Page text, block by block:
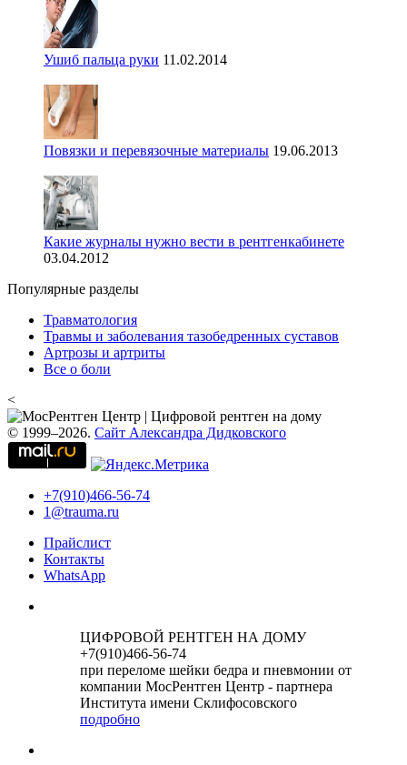
Ушиб пальца руки 11.02.2014
Повязки и перевязочные материалы 19.06.2013
Какие журналы нужно вести в рентгенкабинете
03.04.2012
Популярные разделы
Травматология
Травмы и заболевания тазобедренных суставов
Артрозы и артриты
Все о боли
<
© 1999–2026. Сайт Александра Дидковского
+7(910)466-56-74
1@trauma.ru
Прайслист
Контакты
WhatsApp
ЦИФРОВОЙ РЕНТГЕН НА ДОМУ
+7(910)466-56-74
при переломе шейки бедра и пневмонии от
компании МосРентген Центр - партнера
Института имени Склифосовского
подробно